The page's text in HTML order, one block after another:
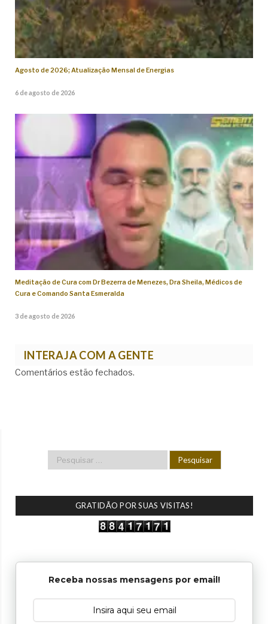
Agosto de 2026; Atualização Mensal de Energias
6 de agosto de 2026
Meditação de Cura com Dr Bezerra de Menezes, Dra Sheila, Médicos de
Cura e Comando Santa Esmeralda
3 de agosto de 2026
INTERAJA COM A GENTE
Comentários estão fechados.
GRATIDÃO POR SUAS VISITAS!
Receba nossas mensagens por email!